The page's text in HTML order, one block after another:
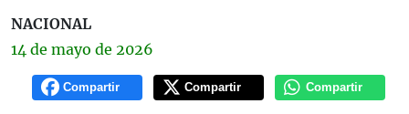
NACIONAL
14 de mayo de 2026
Compartir Compartir Compartir